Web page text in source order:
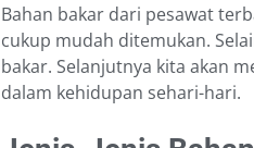
Bahan bakar dari pesawat
cukup mudah ditemukan.
bakar. Selanjutnya kita akan
dalam kehidupan sehari-hari.